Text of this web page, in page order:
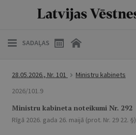
SADAĻAS
28.05.2026., Nr. 101
Ministru kabinets
2026/101.9
Ministru kabineta noteikumi Nr. 292
Rīgā 2026. gada 26. maijā (prot. Nr. 29 22. §)